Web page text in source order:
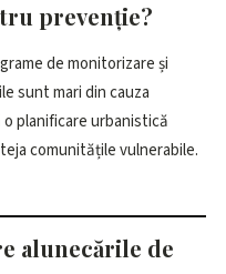
prevenție?
de monitorizare și
sunt mari din cauza
planificare urbanistică
comunitățile vulnerabile.
alunecările de